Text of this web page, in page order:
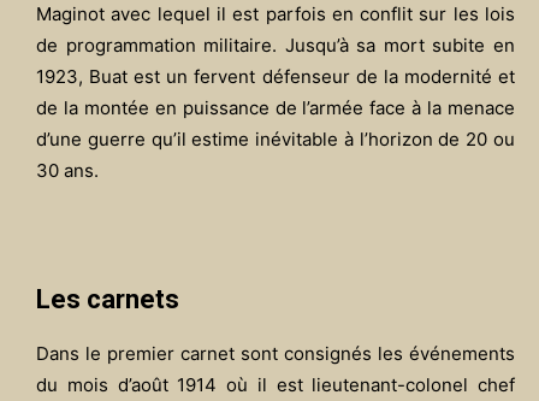
Maginot avec lequel il est parfois en conflit sur les lois
de programmation militaire. Jusqu’à sa mort subite en
1923, Buat est un fervent défenseur de la modernité et
de la montée en puissance de l’armée face à la menace
d’une guerre qu’il estime inévitable à l’horizon de 20 ou
30 ans.
Les carnets
Dans le premier carnet sont consignés les événements
du mois d’août 1914 où il est lieutenant-colonel chef